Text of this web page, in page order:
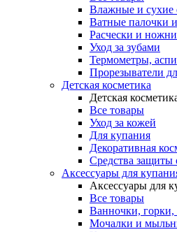
Влажные и сухие
Ватные палочки
Расчески и
Уход за зубами
Термометры,
Прорезыватели
Детская косметика
Детская
Все товары
Уход за кожей
Для купания
Декоративная
Средства защиты
Аксессуары для
Аксессуары для
Все товары
Ванночки, горки,
Мочалки и